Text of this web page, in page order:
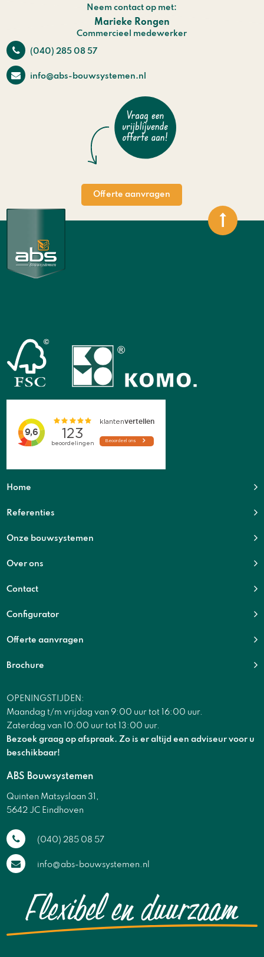
Neem contact op met:
Marieke Rongen
Commercieel medewerker
(040) 285 08 57
info@abs-bouwsystemen.nl
Offerte aanvragen
Home
Referenties
Onze bouwsystemen
Over ons
Contact
Configurator
Offerte aanvragen
Brochure
OPENINGSTIJDEN:
Maandag t/m vrijdag van 9:00 uur tot 16:00 uur.
Zaterdag van 10:00 uur tot 13:00 uur.
Bezoek graag op afspraak. Zo is er altijd een adviseur voor u
beschikbaar!
ABS Bouwsystemen
Quinten Matsyslaan 31,
5642 JC Eindhoven
(040) 285 08 57
info@abs-bouwsystemen.nl